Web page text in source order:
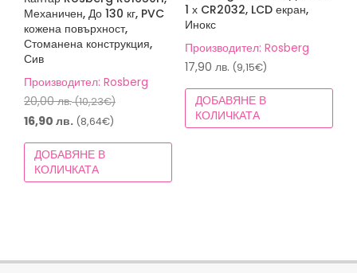
Механичен, До 130 кг, PVC
кожена повърхност,
Стоманена конструкция,
Сив
Производител: Rosberg
20,00лв.(10,23€)Original
was:
16,90 лв. (8,64€)
цена
16,90 лв.
ДОБАВЯНЕ В
КОЛИЧКАТА
1 х CR2032, LCD екран,
Инокс
Производител: Rosberg
17,90 лв. (9,15€)
ДОБАВЯНЕ В
КОЛИЧКАТА